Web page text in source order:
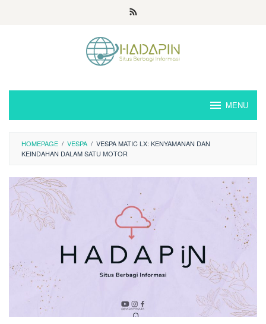
MENU
HOMEPAGE / VESPA / VESPA MATIC LX: KENYAMANAN DAN
KEINDAHAN DALAM SATU MOTOR